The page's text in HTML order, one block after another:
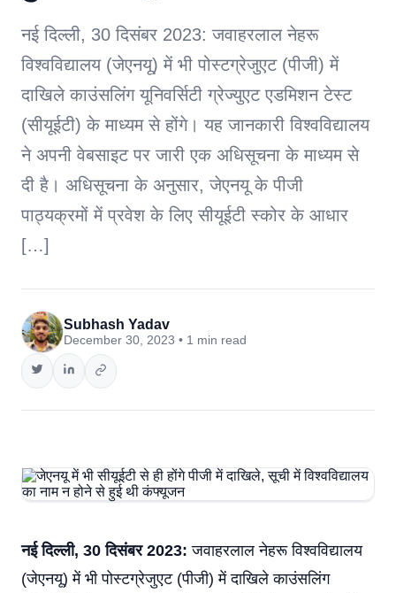
नई दिल्ली, 30 दिसंबर 2023: जवाहरलाल नेहरू
विश्वविद्यालय (जेएनयू) में भी पोस्टग्रेजुएट (पीजी) में
दाखिले काउंसलिंग यूनिवर्सिटी ग्रेज्युएट एडमिशन टेस्ट
(सीयूईटी) के माध्यम से होंगे। यह जानकारी विश्वविद्यालय
ने अपनी वेबसाइट पर जारी एक अधिसूचना के माध्यम से
दी है। अधिसूचना के अनुसार, जेएनयू के पीजी
पाठ्यक्रमों में प्रवेश के लिए सीयूईटी स्कोर के आधार
[…]
Subhash Yadav
December 30, 2023 • 1 min read
नई दिल्ली, 30 दिसंबर 2023: जवाहरलाल नेहरू विश्वविद्यालय
(जेएनयू) में भी पोस्टग्रेजुएट (पीजी) में दाखिले काउंसलिंग